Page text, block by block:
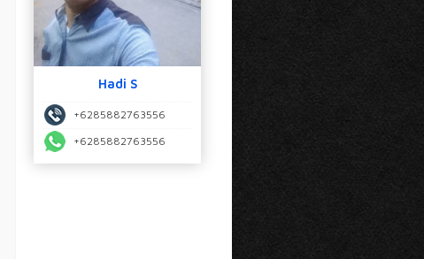
Hadi S
+6285882763556
+6285882763556